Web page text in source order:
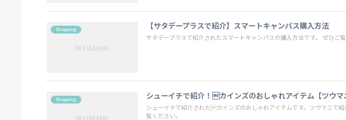
Shopping 【サタデープラスで紹介】スマートキャンパス購入方法
サタデープラスで紹介されたスマートキャンパスの購入方法です。 ぜひご覧
Shopping シューイチで紹介！カインズのおしゃれアイテム【ツウマ
シューイチで紹介されたカインズのおしゃれアイテムです。ツウマニで
覧ください。